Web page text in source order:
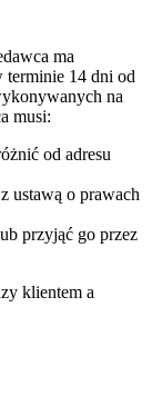
ma
14 dni od
na
musi:
od adresu
ustawą o prawach
przyjąć go przez
klientem a